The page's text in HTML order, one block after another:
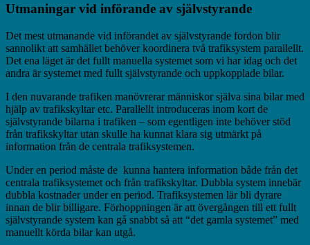
Utmaningar vid införande av självstyrande
Det mest utmanande vid införandet av självstyrande fordon blir
sannolikt att samhället behöver koordinera två trafiksystem parallellt.
Det ena läget är det fullt manuella systemet som vi har idag och det
andra är systemet med fullt självstyrande och uppkopplade bilar.
I den nuvarande trafiken manövrerar människor själva sina bilar med
hjälp av trafikskyltar etc. Parallellt introduceras inom kort de
självstyrande bilarna i trafiken – som egentligen inte behöver stöd
från trafikskyltar utan skulle ha kunnat klara sig utmärkt på
information från de centrala trafiksystemen.
Under en period måste de kunna hantera information både från det
centrala trafiksystemet och från trafikskyltar. Dubbla system innebär
dubbla kostnader under en period. Trafiksystemen lär bli dyrare
innan de blir billigare. Förhoppningen är att övergången till ett fullt
självstyrande system kan gå snabbt så att “det gamla systemet” med
manuellt körda bilar kan utgå.